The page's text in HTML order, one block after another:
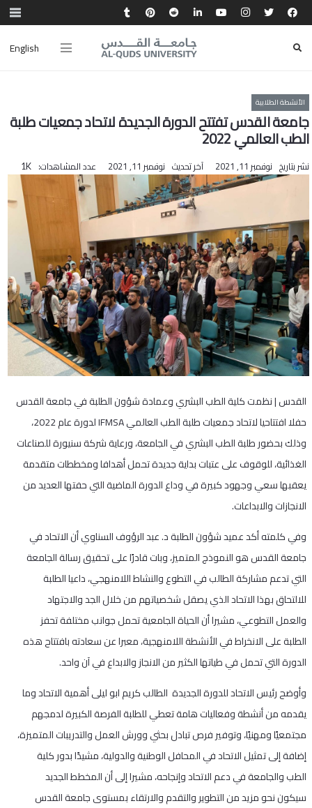
English
الأنشطة الطلابية
جامعة القدس تفتتح الدورة الجديدة لاتحاد جمعيات طلبة
الطب العالمي 2022
نشر بتاريخ نوفمبر 11, 2021 آخر تحديث نوفمبر 11, 2021 عدد المشاهدات: 1K
القدس | نظمت كلية الطب البشري وعمادة شؤون الطلبة في جامعة القدس
حفلا افتتاحيا لاتحاد جمعيات طلبة الطب العالمي IFMSA لدورة عام 2022،
وذلك بحضور طلبة الطب البشري في الجامعة، ورعاية شركة سنيورة للصناعات
الغذائية، للوقوف على عتبات بداية جديدة تحمل أهدافا ومخططات متقدمة
يعقبها سعي وجهود كبيرة في وداع الدورة الماضية التي حفتها العديد من
الانجازات والابداعات.
وفي كلمته أكد عميد شؤون الطلبة د. عبد الرؤوف السناوي أن الاتحاد في
جامعة القدس هو النموذج المتميز، وبات قادرًا على تحقيق رسالة الجامعة
التي تدعم مشاركة الطالب في التطوع والنشاط اللامنهجي، داعيا الطلبة
للالتحاق بهذا الاتحاد الذي يصقل شخصياتهم من خلال الجد والاجتهاد
والعمل التطوعي، مشيرا أن الحياة الجامعية تحمل جوانب مختلفة تحفز
الطلبة على الانخراط في الأنشطة اللامنهجية، معبرا عن سعادته بافتتاح هذه
الدورة التي تحمل في طياتها الكثير من الانجاز والابداع في آن واحد.
وأوضح رئيس الاتحاد للدورة الجديدة الطالب كريم ابو ليلى أهمية الاتحاد وما
يقدمه من أنشطة وفعاليات هامة تعطي للطلبة الفرصة الكبيرة لدمجهم
مجتمعيًا ومهنيًا، وتوفير فرص تبادل بحثي وورش العمل والتدريبات المتميزة،
إضافة إلى تمثيل الاتحاد في المحافل الوطنية والدولية، مشيدًا بدور كلية
الطب والجامعة في دعم الاتحاد وإنجاحه، مشيرا إلى أن المخطط الجديد
سيكون نحو مزيد من التطوير والتقدم والارتقاء بمستوى جامعة القدس